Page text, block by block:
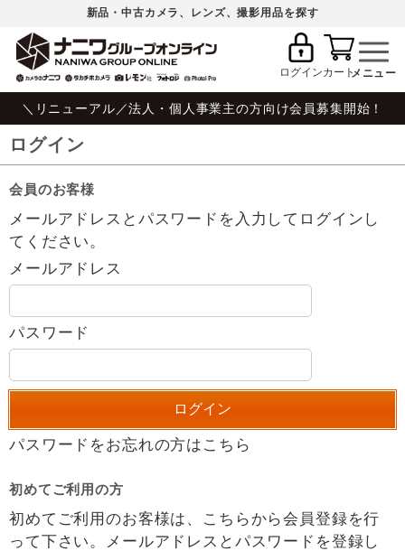
新品・中古カメラ、レンズ、撮影用品を探す
ログインカート
＼リニューアル／法人・個人事業主の方向け会員募集開始！
ログイン
会員のお客様
メールアドレスとパスワードを入力してログインし
てください。
メールアドレス
パスワード
パスワードをお忘れの方はこちら
初めてご利用の方
初めてご利用のお客様は、こちらから会員登録を行
って下さい。メールアドレスとパスワードを登録し